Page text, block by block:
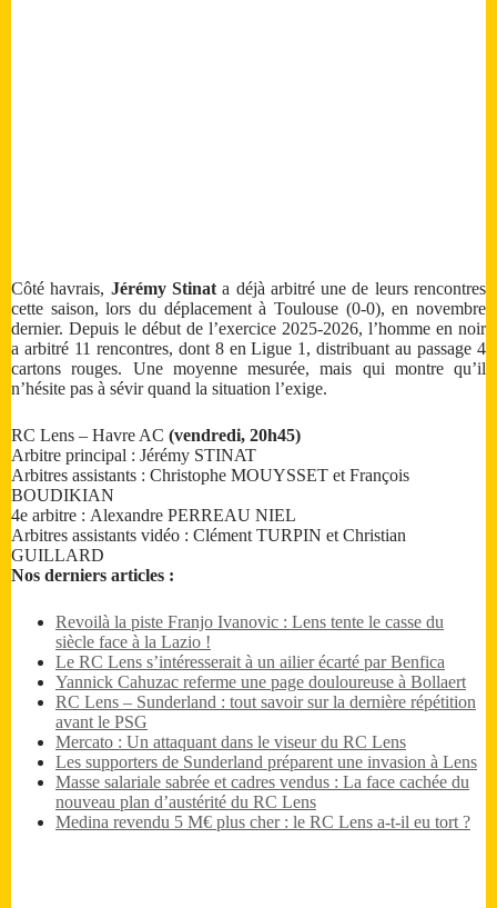
Côté havrais, Jérémy Stinata déjà arbitré une de leurs rencontres
cette saison, lors du déplacement à Toulouse (0-0), en novembre
dernier. Depuis le début de l’exercice 2025-2026, l’homme en noir
a arbitré 11 rencontres, dont 8 en Ligue 1, distribuant au passage 4
cartons rouges. Une moyenne mesurée, mais qui montre qu’il
n’hésite pas à sévir quand la situation l’exige.
RC Lens – Havre AC (vendredi, 20h45)
Arbitre principal : Jérémy STINAT
Arbitres assistants : Christophe MOUYSSET et François
BOUDIKIAN
4e arbitre : Alexandre PERREAU NIEL
Arbitres assistants vidéo : Clément TURPIN et Christian
GUILLARD
Nos derniers articles :
Revoilà la piste Franjo Ivanovic : Lens tente le casse du
siècle face à la Lazio !
Le RC Lens s’intéresserait à un ailier écarté par Benfica
Yannick Cahuzac referme une page douloureuse à Bollaert
RC Lens – Sunderland : tout savoir sur la dernière répétition
avant le PSG
Mercato : Un attaquant dans le viseur du RC Lens
Les supporters de Sunderland préparent une invasion à Lens
Masse salariale sabrée et cadres vendus : La face cachée du
nouveau plan d’austérité du RC Lens
Medina revendu 5 M€ plus cher : le RC Lens a-t-il eu tort ?